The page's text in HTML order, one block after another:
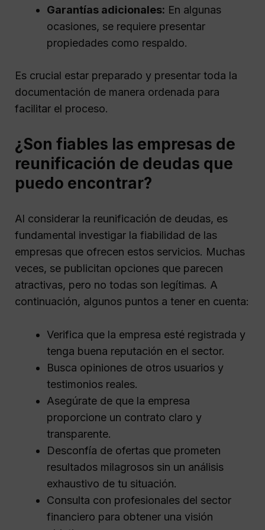
Garantías adicionales: En algunas
ocasiones, se requiere presentar
propiedades como respaldo.
Es crucial estar preparado y presentar toda la
documentación de manera ordenada para
facilitar el proceso.
¿Son fiables las empresas de
reunificación de deudas que
puedo encontrar?
Al considerar la reunificación de deudas, es
fundamental investigar la fiabilidad de las
empresas que ofrecen estos servicios. Muchas
veces, se publicitan opciones que parecen
atractivas, pero no todas son legítimas. A
continuación, algunos puntos a tener en cuenta:
Verifica que la empresa esté registrada y
tenga buena reputación en el sector.
Busca opiniones de otros usuarios y
testimonios reales.
Asegúrate de que la empresa
proporcione un contrato claro y
transparente.
Desconfía de ofertas que prometen
resultados milagrosos sin un análisis
exhaustivo de tu situación.
Consulta con profesionales del sector
financiero para obtener una visión